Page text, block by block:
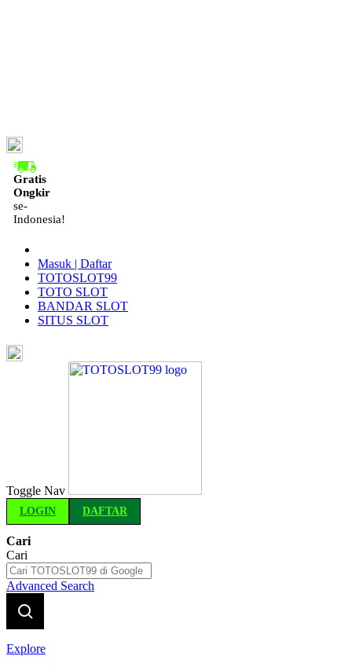
Gratis
Ongkir
se-
Indonesia!
Masuk | Daftar
TOTOSLOT99
TOTO SLOT
BANDAR SLOT
SITUS SLOT
Toggle Nav
LOGIN DAFTAR
Cari
Cari
Advanced Search
Explore